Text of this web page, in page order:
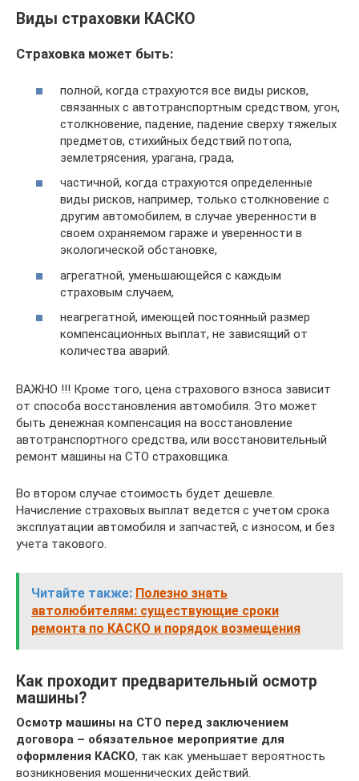
Виды страховки КАСКО
Страховка может быть:
полной, когда страхуются все виды рисков,
связанных с автотранспортным средством, угон,
столкновение, падение, падение сверху тяжелых
предметов, стихийных бедствий потопа,
землетрясения, урагана, града,
частичной, когда страхуются определенные
виды рисков, например, только столкновение с
другим автомобилем, в случае уверенности в
своем охраняемом гараже и уверенности в
экологической обстановке,
агрегатной, уменьшающейся с каждым
страховым случаем,
неагрегатной, имеющей постоянный размер
компенсационных выплат, не зависящий от
количества аварий.
ВАЖНО !!! Кроме того, цена страхового взноса зависит
от способа восстановления автомобиля. Это может
быть денежная компенсация на восстановление
автотранспортного средства, или восстановительный
ремонт машины на СТО страховщика.
Во втором случае стоимость будет дешевле.
Начисление страховых выплат ведется с учетом срока
эксплуатации автомобиля и запчастей, с износом, и без
учета такового.
Читайте также: Полезно знать
автолюбителям: существующие сроки
ремонта по КАСКО и порядок возмещения
Как проходит предварительный осмотр
машины?
Осмотр машины на СТО перед заключением
договора – обязательное мероприятие для
оформления КАСКО, так как уменьшает вероятность
возникновения мошеннических действий.